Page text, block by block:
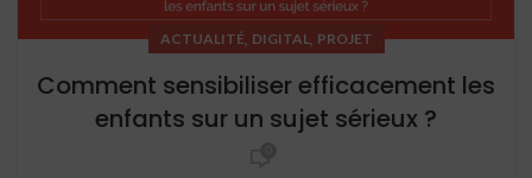
ACTUALITÉ, DIGITAL, PROJET
Comment sensibiliser efficacement les
enfants sur un sujet sérieux ?